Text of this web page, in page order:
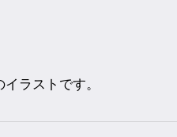
ラストです。